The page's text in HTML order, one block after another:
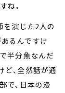
ね。
を演じた2人の
るんですけ
半分魚なんだ
ど、全然話が通
で、日本の漫